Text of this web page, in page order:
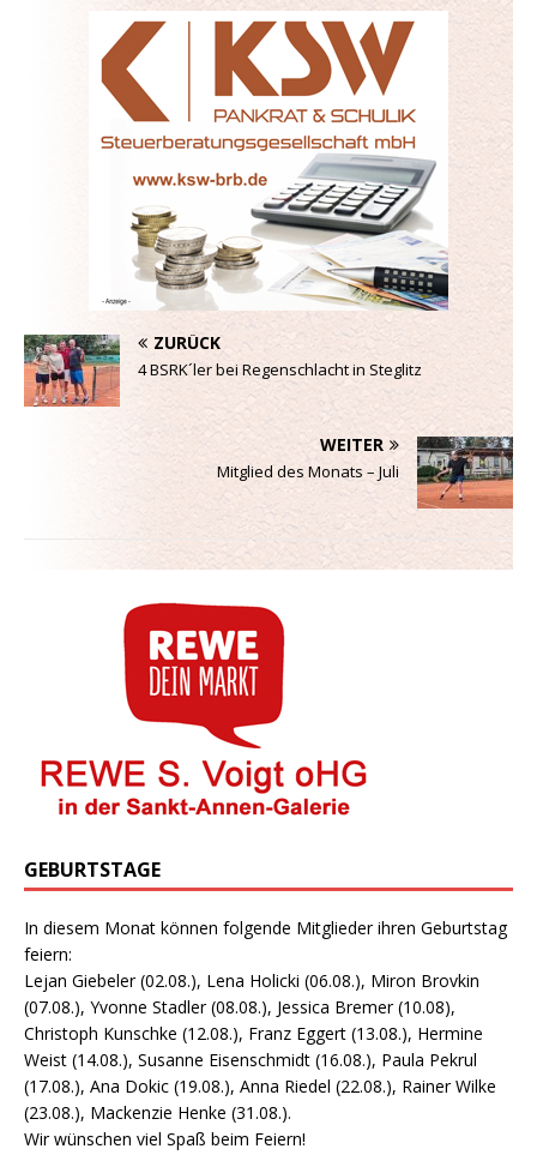
ZURÜCK
4 BSRK´ler bei Regenschlacht in Steglitz
WEITER
Mitglied des Monats – Juli
GEBURTSTAGE
In diesem Monat können folgende Mitglieder ihren Geburtstag
feiern:
Lejan Giebeler (02.08.), Lena Holicki (06.08.), Miron Brovkin
(07.08.), Yvonne Stadler (08.08.), Jessica Bremer (10.08),
Christoph Kunschke (12.08.), Franz Eggert (13.08.), Hermine
Weist (14.08.), Susanne Eisenschmidt (16.08.), Paula Pekrul
(17.08.), Ana Dokic (19.08.), Anna Riedel (22.08.), Rainer Wilke
(23.08.), Mackenzie Henke (31.08.).
Wir wünschen viel Spaß beim Feiern!